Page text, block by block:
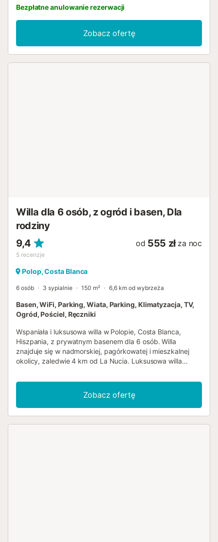
udogodnienia obejmują szybkie Wi-Fi (idealne do
wideorozmów), klimatyzację oraz pralkę. Apartament
wakacyjny oferuje również prywatny balkon, na którym
można zrelaksować się wieczorem. Połączenia transportu
publicznego znajdują się w odległości spaceru. Zwierzęta
Bezpłatne anulowanie rezerwacji
Zobacz ofertę
Willa dla 6 osób, z ogród i basen, Dla
rodziny
9,4
5 recenzje
od 555 zł za noc
Polop, Costa Blanca
6 osób 3 sypialnie 150 m² 6,6 km od wybrzeża
Basen, WiFi, Parking, Wiata, Parking, Klimatyzacja, TV,
Ogród, Pościel, Ręczniki
Wspaniała i luksusowa willa w Polopie, Costa Blanca,
Hiszpania, z prywatnym basenem dla 6 osób. Willa
znajduje się w nadmorskiej, pagórkowatej i mieszkalnej
okolicy, zaledwie 4 km od La Nucia. Luksusowa willa
2 poziomach. Obiekt oferuje piękny, zadbany ogród,
urokliwy basen oraz zapierające dech w piersiach widoki
na góry. Jego komfort oraz bliskość do aktywności
sportowych sprawiają, że jest to idealne miejsce na
Zobacz ofertę